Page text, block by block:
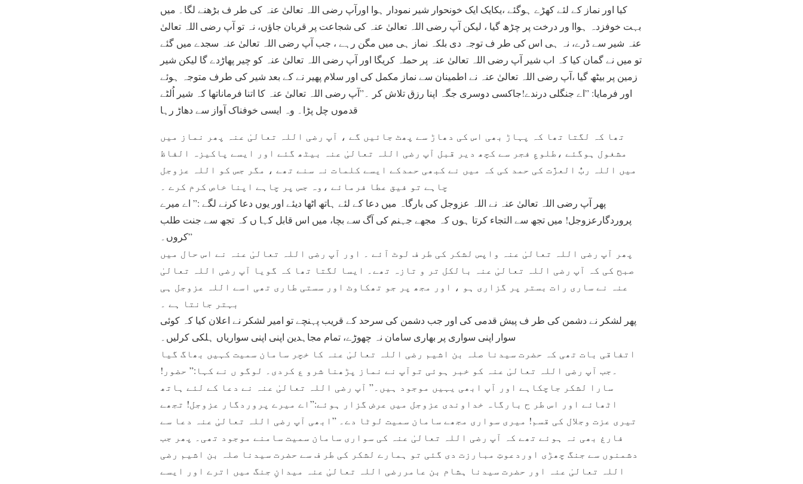
کیا اور نماز کے لئے کھڑے ہوگئے ،یکایک ایک خونحوار شیر نمودار ہوا اورآپ رضی اللہ تعالیٰ عنہ کی طر ف بڑھنے لگا۔ میں
بہت خوفزدہ ہواا ور درخت پر چڑھ گیا ، لیکن آپ رضی اللہ تعالیٰ عنہ کی شجاعت پر قربان جاؤں، نہ تو آپ رضی اللہ تعالیٰ
عنہ شیر سے ڈرے، نہ ہی اس کی طر ف توجہ دی بلکہ نماز ہی میں مگن رہے ، جب آپ رضی اللہ تعالیٰ عنہ سجدے میں گئے
تو میں نے گمان کیا کہ اب شیر آپ رضی اللہ تعالیٰ عنہ پر حملہ کریگا اور آپ رضی اللہ تعالیٰ عنہ کو چیر پھاڑدے گا لیکن شیر
زمین پر بیٹھ گیا ،آپ رضی اللہ تعالیٰ عنہ نے اطمینان سے نماز مکمل کی اور سلام پھیر نے کے بعد شیر کی طرف متوجہ ہوئے
اور فرمایا: ”اے جنگلی درندے!جاکسی دوسری جگہ اپنا رزق تلاش کر ۔”آپ رضی اللہ تعالیٰ عنہ کا اتنا فرماناتھا کہ شیر اُلٹے
قدموں چل پڑا۔ وہ ایسی خوفناک آواز سے دھاڑ رہا
تھا کہ لگتا تھا کہ پہاڑ بھی اس کی دھاڑ سے پھٹ جائیں گے ، آپ رضی اللہ تعالیٰ عنہ پھر نماز میں
مشغول ہوگئے ،طلوعِ فجر سے کچھ دیر قبل آپ رضی اللہ تعالیٰ عنہ بیٹھ گئے اور ایسے پاکیزہ الفاظ
میں اللہ ربُّ العزَّت کی حمد کی کہ میں نے کبھی حمدکے ایسے کلمات نہ سنے تھے ، مگر جس کو اللہ عزوجل
چاہے تو فیق عطا فرمائے ،وہ جس پر چاہے اپنا خاص کرم کرے ۔
پھر آپ رضی اللہ تعالیٰ عنہ نے اللہ عزوجل کی بارگاہ میں دعا کے لئے ہاتھ اٹھا دیئے اور یوں دعا کرنے لگے :” اے میرے
پروردگارعزوجل! میں تجھ سے التجاء کرتا ہوں کہ مجھے جہنم کی آگ سے بچا، میں اس قابل کہا ں کہ تجھ سے جنت طلب
کروں۔”
پھر آپ رضی اللہ تعالیٰ عنہ واپس لشکر کی طر ف لوٹ آئے ۔ اور آپ رضی اللہ تعالیٰ عنہ نے اس حال میں
صبح کی کہ آپ رضی اللہ تعالیٰ عنہ بالکل تر و تازہ تھے۔ ایسا لگتا تھا کہ گویا آپ رضی اللہ تعالیٰ
عنہ نے ساری رات بستر پر گزاری ہو ، اور مجھ پر جو تھکاوٹ اور سستی طاری تھی اسے اللہ عزوجل ہی
بہتر جانتا ہے ۔
پھر لشکر نے دشمن کی طر ف پیش قدمی کی اور جب دشمن کی سرحد کے قریب پہنچے تو امیر لشکر نے اعلان کیا کہ کوئی
سوار اپنی سواری پر بھاری سامان نہ چھوڑے، تمام مجاہدین اپنی اپنی سواریاں ہلکی کرلیں۔
اتفاقی بات تھی کہ حضرت سیدنا صلہ بن اشیم رضی اللہ تعالیٰ عنہ کا خچر سامان سمیت کہیں بھاگ گیا
۔جب آپ رضی اللہ تعالیٰ عنہ کو خبر ہوئی توآپ نے نماز پڑھنا شرو ع کردی۔ لوگو ں نے کہا:” حضور!
سارا لشکر جاچکاہے اور آپ ابھی یہیں موجود ہیں۔” آپ رضی اللہ تعالیٰ عنہ نے دعا کے لئے ہاتھ
اٹھائے اور اس طر ح بارگاہ خداوندی عزوجل میں عرض گزار ہوئے:”اے میرے پروردگار عزوجل! تجھے
تیری عزت وجلال کی قسم! میری سواری مجھے سامان سمیت لوٹا دے۔ ”ابھی آپ رضی اللہ تعالیٰ عنہ دعا سے
فارغ بھی نہ ہوئے تھے کہ آپ رضی اللہ تعالیٰ عنہ کی سواری سامان سمیت سامنے موجود تھی۔ پھر جب
دشمنوں سے جنگ چھڑی اوردعوتِ مبارزت دی گئی تو ہمارے لشکر کی طر ف سے حضرت سیدنا صلہ بن اشیم رضی
اللہ تعالیٰ عنہ اور حضرت سیدنا ہشام بن عامررضی اللہ تعالیٰ عنہ میدانِ جنگ میں اترے اور ایسے